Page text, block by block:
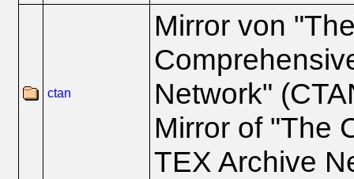
ctan
Mirror von
Network"
Mirror of "The
TEX Archive